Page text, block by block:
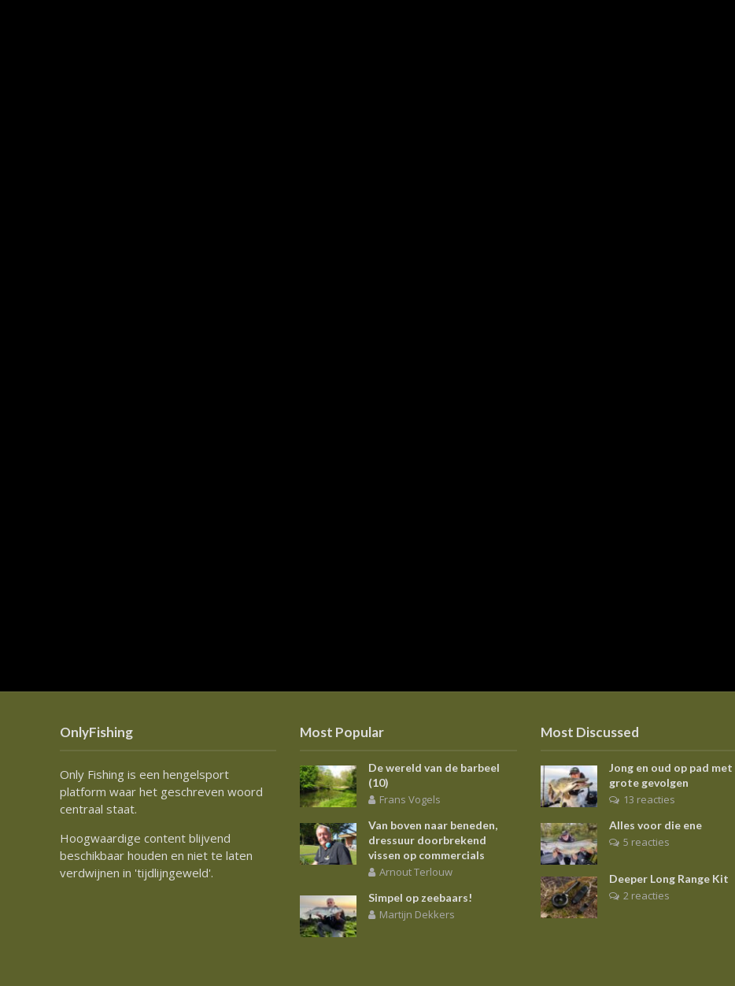
OnlyFishing
Only Fishing is een hengelsport
platform waar het geschreven woord
centraal staat.
Hoogwaardige content blijvend
beschikbaar houden en niet te laten
verdwijnen in 'tijdlijngeweld'.
Most Popular
De wereld van de barbeel
(10)
Frans Vogels
Van boven naar beneden,
dressuur doorbrekend
vissen op commercials
Arnout Terlouw
Simpel op zeebaars!
Martijn Dekkers
Most Discussed
Jong en oud op pad met
grote gevolgen
13 reacties
Alles voor die ene
5 reacties
Deeper Long Range Kit
2 reacties